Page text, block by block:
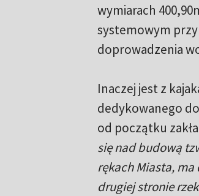
wymiarach
systemowym
doprowadzenia
Inaczej jest z
dedykowanego
od początku
się nad budową
rękach Miasta,
drugiej stronie